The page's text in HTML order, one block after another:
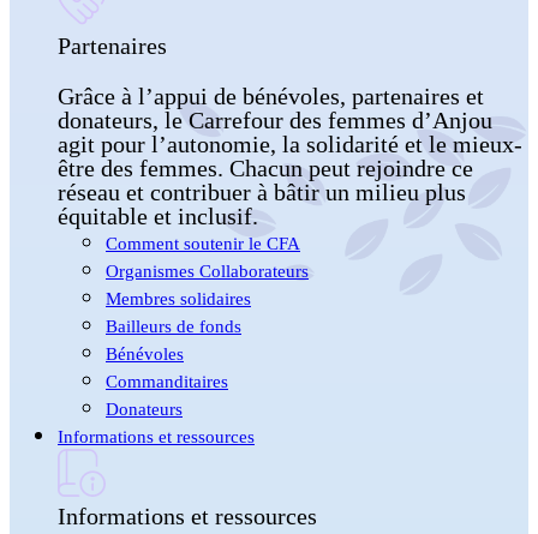
Partenaires
Grâce à l’appui de bénévoles, partenaires et
donateurs, le Carrefour des femmes d’Anjou
agit pour l’autonomie, la solidarité et le mieux-
être des femmes. Chacun peut rejoindre ce
réseau et contribuer à bâtir un milieu plus
équitable et inclusif.
Comment soutenir le CFA
Organismes Collaborateurs
Membres solidaires
Bailleurs de fonds
Bénévoles
Commanditaires
Donateurs
Informations et ressources
Informations et ressources